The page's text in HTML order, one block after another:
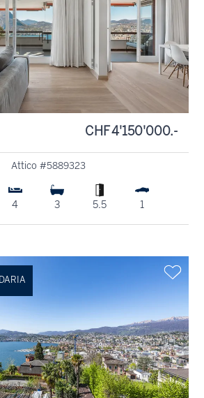
CHF 4'150'000.-
Attico #5889323
4 3 5.5 1